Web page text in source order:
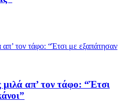
απ’ τον τάφο: “Έτσι